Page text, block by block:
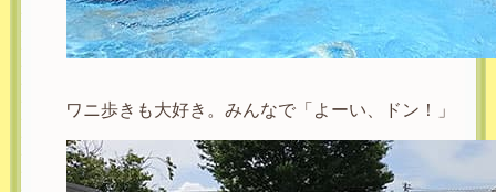
ワニ歩きも大好き。みんなで「よーい、ドン！」